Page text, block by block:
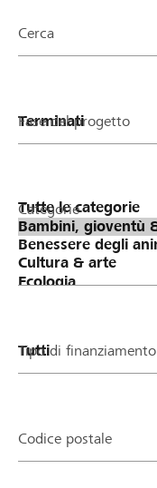
della
Cerca
Fase del progetto
Categorie
Tipo di finanziamento
Codice postale